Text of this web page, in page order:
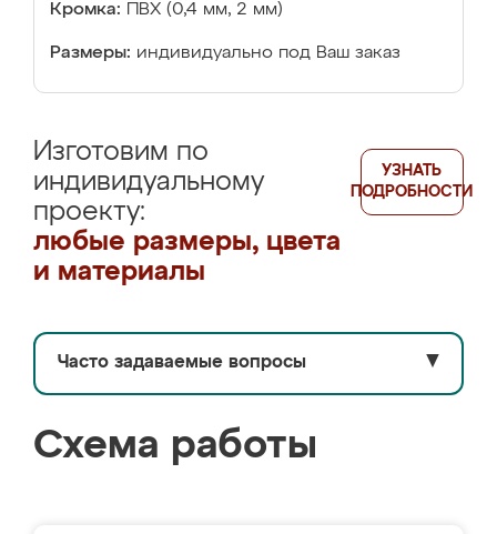
Кромка: ПВХ (0,4 мм, 2 мм)
Размеры: индивидуально под Ваш заказ
Изготовим по
индивидуальному
проекту:
любые размеры, цвета
и материалы
УЗНАТЬ
ПОДРОБНОСТИ
Часто задаваемые вопросы ▼
Схема работы